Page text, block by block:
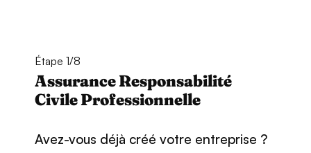
Étape 1/8
Assurance Responsabilité
Civile Professionnelle
Avez-vous déjà créé votre entreprise ?